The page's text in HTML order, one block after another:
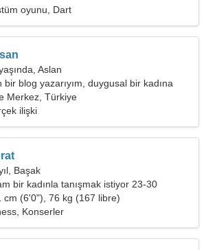
oyunu, Dart
Aslan
bir blog yazarıyım, duygusal bir kadına
var
Merkez, Türkiye
ilişki
Başak
bir kadınla tanışmak istiyor 23-30
cm (6'0"), 76 kg (167 libre)
Konserler